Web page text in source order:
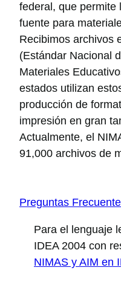
federal, que permite
fuente para
Recibimos archivos
(Estándar Nacional
Materiales
estados utilizan
producción de
impresión en gran
Actualmente, el
91,000 archivos de
Preguntas
Para el lenguaje
IDEA 2004 con
NIMAS y AIM en